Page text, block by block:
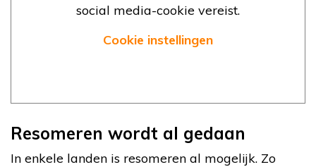
social media-cookie vereist.
Cookie instellingen
Resomeren wordt al gedaan
In enkele landen is resomeren al mogelijk. Zo